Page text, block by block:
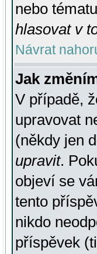
nebo
hlasovat v
Návrat
Jak
V případě,
upravovat
(někdy jen
upravit.
objeví se
tento
nikdo
příspěvek